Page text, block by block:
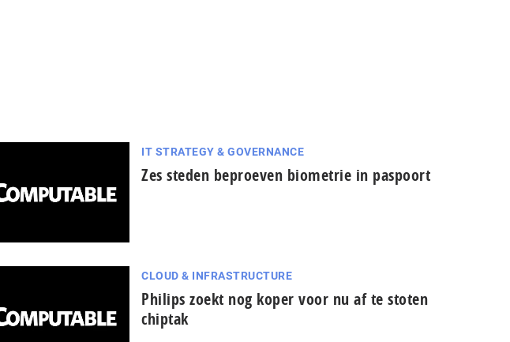
IT STRATEGY & GOVERNANCE
Zes steden beproeven biometrie in paspoort
CLOUD & INFRASTRUCTURE
Philips zoekt nog koper voor nu af te stoten
chiptak